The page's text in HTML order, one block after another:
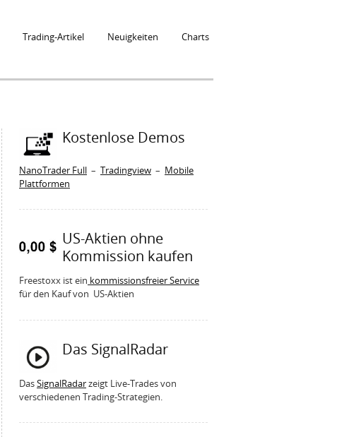
Trading-Artikel Neuigkeiten Charts
Kostenlose Demos
NanoTrader Full – Tradingview – Mobile
Plattformen
US-Aktien ohne
Kommission kaufen
Freestoxx ist ein kommissionsfreier Service
für den Kauf von US-Aktien
Das SignalRadar
DasSignalRadarzeigt Live-Trades von
verschiedenen Trading-Strategien.